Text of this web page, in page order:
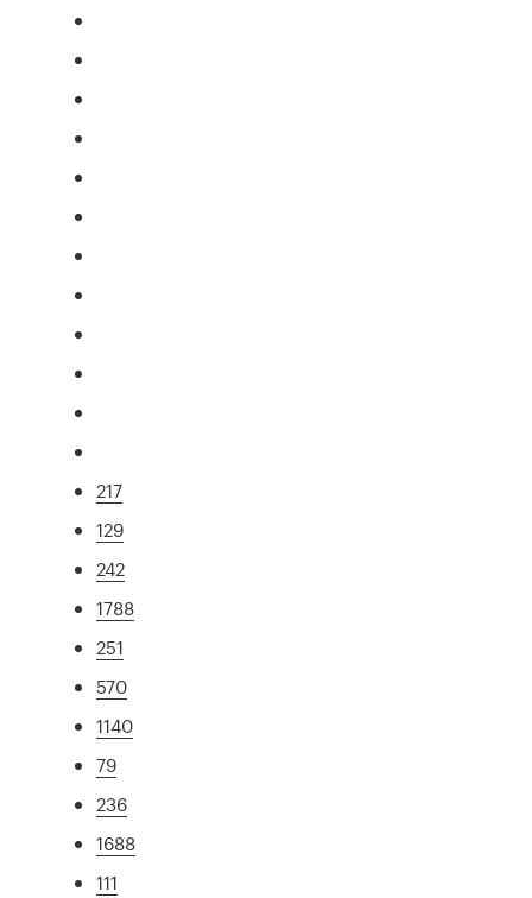
217
129
242
1788
251
570
1140
79
236
1688
111